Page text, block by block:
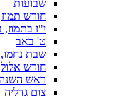
שבועות
חודש תמוז
י"ז בתמוז,
ט' באב
שבת
חודש
ראש
צום גדליה